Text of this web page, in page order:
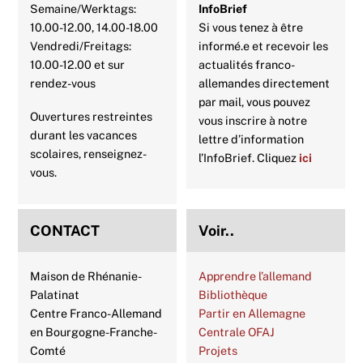
Semaine/Werktags:
10.00-12.00, 14.00-18.00
Vendredi/Freitags:
10.00-12.00 et sur
rendez-vous
Ouvertures restreintes
durant les vacances
scolaires, renseignez-
vous.
InfoBrief
Si vous tenez à être
informé.e et recevoir les
actualités franco-
allemandes directement
par mail, vous pouvez
vous inscrire à notre
lettre d’information
l’InfoBrief. Cliquezici
CONTACT
Maison de Rhénanie-
Palatinat
Centre Franco-Allemand
en Bourgogne-Franche-
Comté
Voir..
Apprendre l’allemand
Bibliothèque
Partir en Allemagne
Centrale OFAJ
Projets